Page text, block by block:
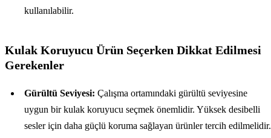
kullanılabilir.
Kulak Koruyucu Ürün Seçerken Dikkat Edilmesi
Gerekenler
Gürültü Seviyesi: Çalışma ortamındaki gürültü seviyesine
uygun bir kulak koruyucu seçmek önemlidir. Yüksek desibelli
sesler için daha güçlü koruma sağlayan ürünler tercih edilmelidir.